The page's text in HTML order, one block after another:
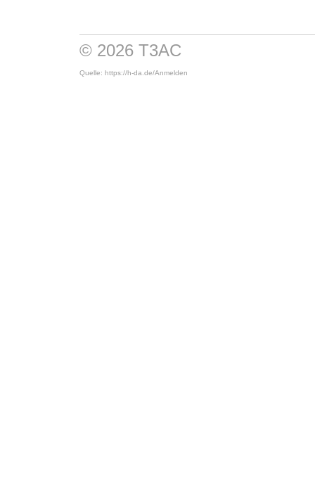
© 2026 T3AC
Quelle: https://h-da.de/Anmelden